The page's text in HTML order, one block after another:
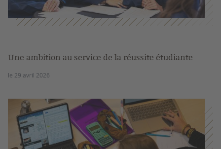
Une ambition au service de la réussite étudiante
le 29 avril 2026